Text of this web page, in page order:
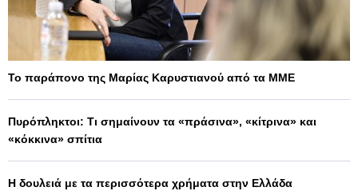
Το παράπονο της Μαρίας Καρυστιανού από τα ΜΜΕ
Πυρόπληκτοι: Τι σημαίνουν τα «πράσινα», «κίτρινα» και
«κόκκινα» σπίτια
Η δουλειά με τα περισσότερα χρήματα στην Ελλάδα